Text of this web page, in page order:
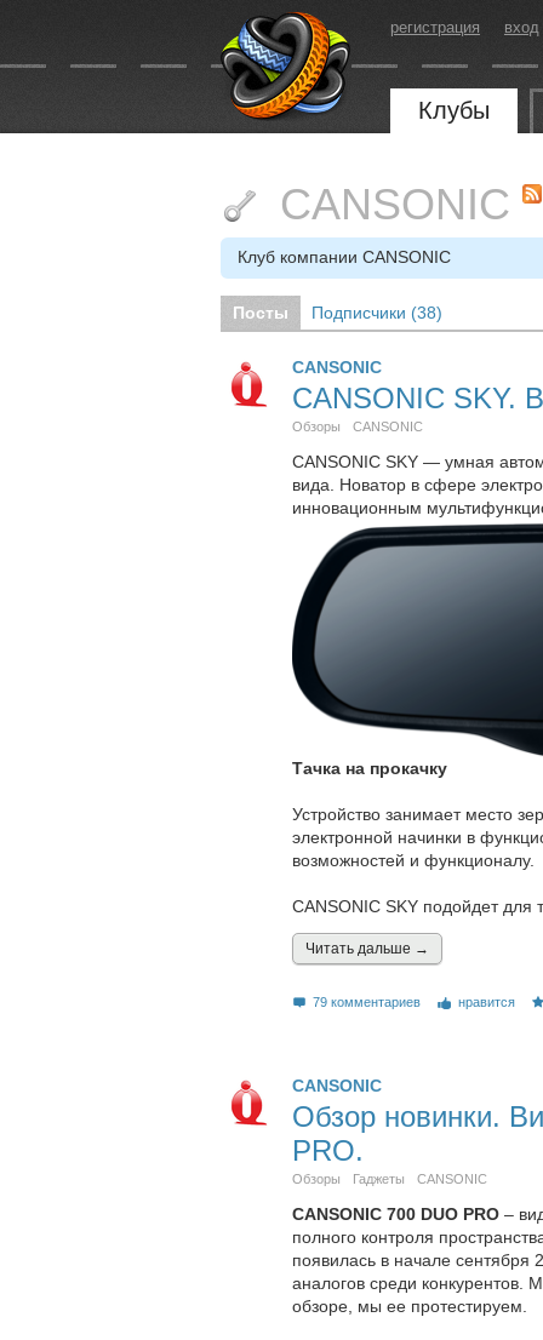
регистрация вход
Клубы
CANSONIC
Клуб компании CANSONIC
Посты Подписчики (38)
CANSONIC
CANSONIC SKY.
Обзоры CANSONIC
CANSONIC SKY — умная
вида. Новатор в сфере
инновационным
Тачка на прокачку
Устройство занимает место
электронной начинки в
возможностей и функционалу.
CANSONIC SKY подойдет для
Читать дальшe →
79 комментариев нравится
CANSONIC
Обзор новинки.
PRO.
Обзоры Гаджеты CANSONIC
CANSONIC 700 DUO PRO –
полного контроля
появилась в начале сентября
аналогов среди конкурентов.
обзоре, мы ее протестируем.